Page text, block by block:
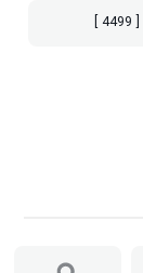
[ 4499 ]